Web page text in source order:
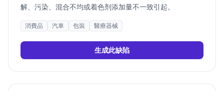
解、污染、混合不均或着色剂添加量不一致引起。
消費品 汽車 包裝 醫療器械
生成此缺陷